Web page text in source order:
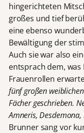
hingerichteten
großes und tief
eine ebenso
Bewältigung der
Auch sie war also
entsprach dem, was
Frauenrollen
fünf großen
Fächer geschrieben.
Amneris,
Brunner sang vor